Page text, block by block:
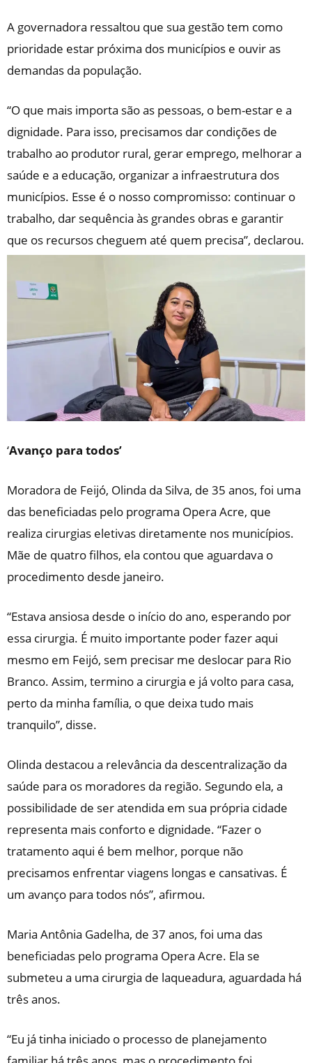
A governadora ressaltou que sua gestão tem como
prioridade estar próxima dos municípios e ouvir as
demandas da população.
“O que mais importa são as pessoas, o bem-estar e a
dignidade. Para isso, precisamos dar condições de
trabalho ao produtor rural, gerar emprego, melhorar a
saúde e a educação, organizar a infraestrutura dos
municípios. Esse é o nosso compromisso: continuar o
trabalho, dar sequência às grandes obras e garantir
que os recursos cheguem até quem precisa”, declarou.
‘Avanço para todos’
Moradora de Feijó, Olinda da Silva, de 35 anos, foi uma
das beneficiadas pelo programa Opera Acre, que
realiza cirurgias eletivas diretamente nos municípios.
Mãe de quatro filhos, ela contou que aguardava o
procedimento desde janeiro.
“Estava ansiosa desde o início do ano, esperando por
essa cirurgia. É muito importante poder fazer aqui
mesmo em Feijó, sem precisar me deslocar para Rio
Branco. Assim, termino a cirurgia e já volto para casa,
perto da minha família, o que deixa tudo mais
tranquilo”, disse.
Olinda destacou a relevância da descentralização da
saúde para os moradores da região. Segundo ela, a
possibilidade de ser atendida em sua própria cidade
representa mais conforto e dignidade. “Fazer o
tratamento aqui é bem melhor, porque não
precisamos enfrentar viagens longas e cansativas. É
um avanço para todos nós”, afirmou.
Maria Antônia Gadelha, de 37 anos, foi uma das
beneficiadas pelo programa Opera Acre. Ela se
submeteu a uma cirurgia de laqueadura, aguardada há
três anos.
“Eu já tinha iniciado o processo de planejamento